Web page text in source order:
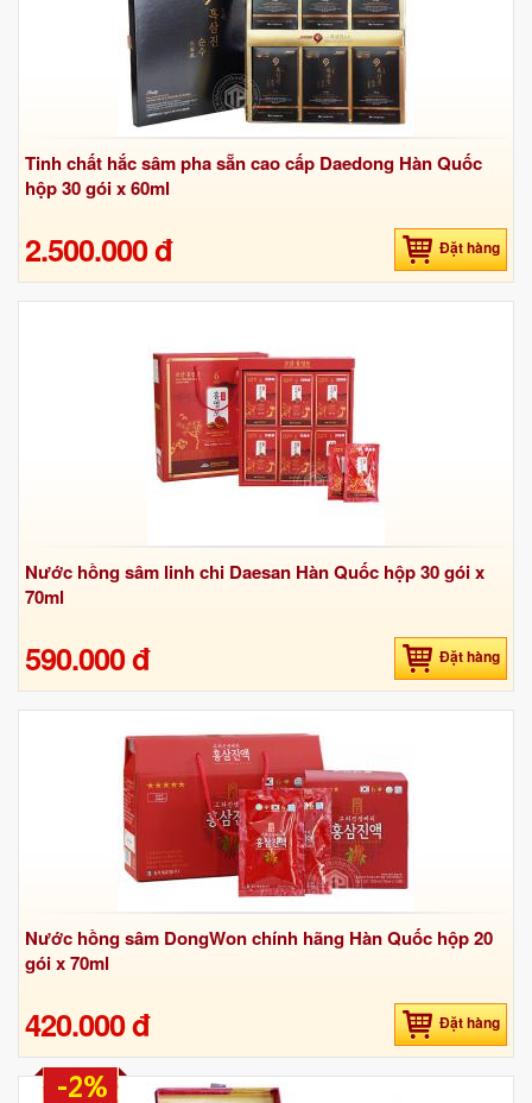
Tinh chất hắc sâm pha sẵn cao cấp Daedong Hàn Quốc
hộp 30 gói x 60ml
2.500.000 đ Đặt hàng
Nước hồng sâm linh chi Daesan Hàn Quốc hộp 30 gói x
70ml
590.000 đ Đặt hàng
Nước hồng sâm DongWon chính hãng Hàn Quốc hộp 20
gói x 70ml
420.000 đ Đặt hàng
-2%